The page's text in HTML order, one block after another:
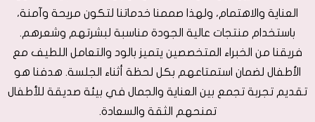
العناية والاهتمام، ولهذا صممنا خدماتنا لتكون مريحة وآمنة،
باستخدام منتجات عالية الجودة مناسبة لبشرتهم وشعرهم.
فريقنا من الخبراء المتخصصين يتميز بالود والتعامل اللطيف مع
الأطفال لضمان استمتاعهم بكل لحظة أثناء الجلسة. هدفنا هو
تقديم تجربة تجمع بين العناية والجمال في بيئة صديقة للأطفال
تمنحهم الثقة والسعادة.